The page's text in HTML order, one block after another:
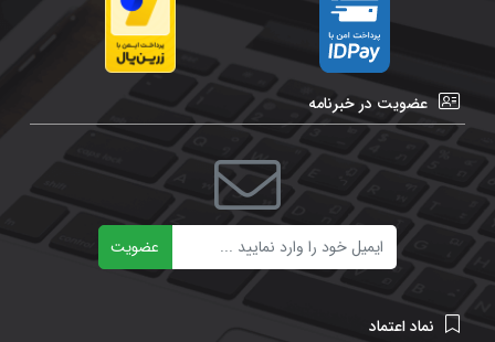
عضویت در خبرنامه
عضویت
نماد اعتماد